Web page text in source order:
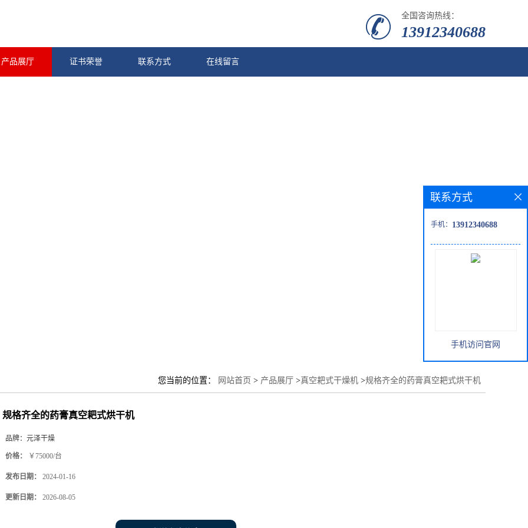
全国咨询热线：
13912340688
产品展厅 证书荣誉 联系方式 在线留言
您当前的位置： 网站首页 > 产品展厅 >真空耙式干燥机 >规格齐全的药膏真空耙式烘干机
规格齐全的药膏真空耙式烘干机
品牌： 元泽干燥
价格： ￥75000/台
发布日期： 2024-01-16
更新日期： 2026-08-05
联系方式
手机： 13912340688
手机访问官网